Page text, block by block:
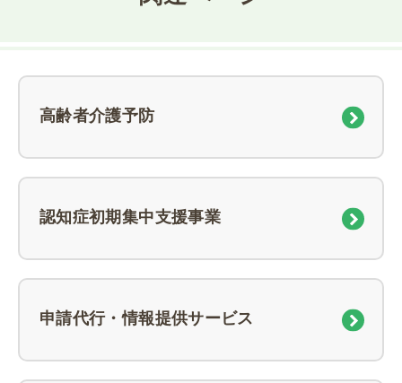
高齢者介護予防
認知症初期集中支援事業
申請代行・情報提供サービス